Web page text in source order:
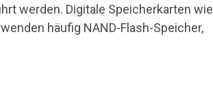
werden. Digitale Speicherkarten wie
häufig NAND-Flash-Speicher,